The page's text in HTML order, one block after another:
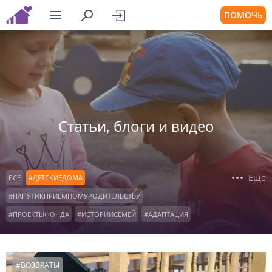
ПОМОЧЬ
Статьи, блоги и видео
ВСЕ
#ДЕТСКИЕДОМА
#НАПУТИКПРИЕМНОМУРОДИТЕЛЬСТВУ
#ПРОЕКТЫФОНДА
#ИСТОРИИСЕМЕЙ
#АДАПТАЦИЯ
#ВОСПИТАНИЕ
#ПОДРОСТКИ
#КОНСУЛЬТАЦИИРОДИТЕЛЕЙ
#ОСОБЫЕДЕТИ
#ДЕТИСИРОТЫ
#ОФОНДЕ
#НАШАВИДЕОАНКЕТА
Еще
#ВОЗВРАТЫ